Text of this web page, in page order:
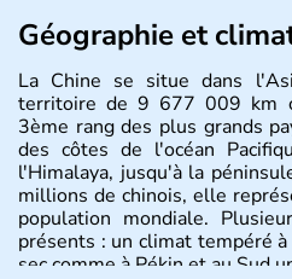
Géographie et
La Chine se situe dans
territoire de 9 677 009 km
3ème rang des plus grands
des côtes de l'océan
l'Himalaya, jusqu'à la
millions de chinois, elle
population mondiale.
présents : un climat tempéré
sec comme à Pékin et au Sud